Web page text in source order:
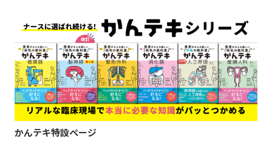
かんテキ特設ページ